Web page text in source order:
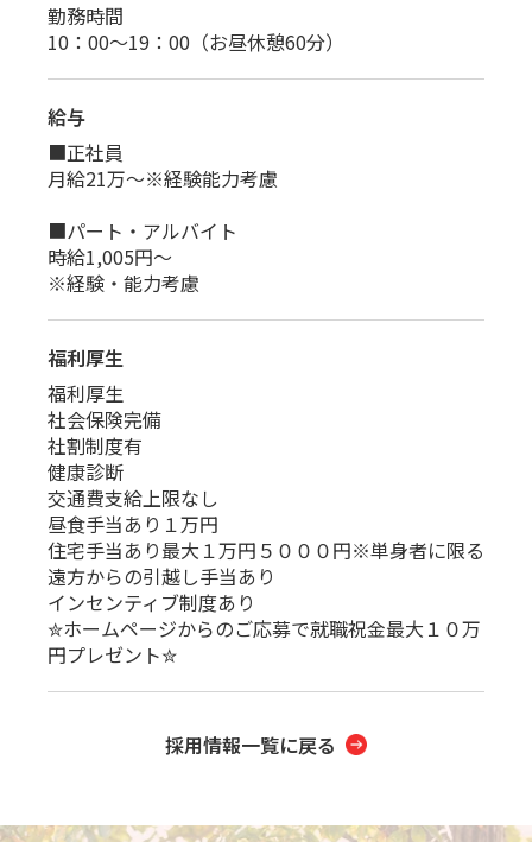
勤務時間
10：00～19：00（お昼休憩60分）
給与
■正社員
月給21万～※経験能力考慮
■パート・アルバイト
時給1,005円～
※経験・能力考慮
福利厚生
福利厚生
社会保険完備
社割制度有
健康診断
交通費支給上限なし
昼食手当あり１万円
住宅手当あり最大１万円５０００円※単身者に限る
遠方からの引越し手当あり
インセンティブ制度あり
✮ホームページからのご応募で就職祝金最大１０万
円プレゼント✮
採用情報一覧に戻る